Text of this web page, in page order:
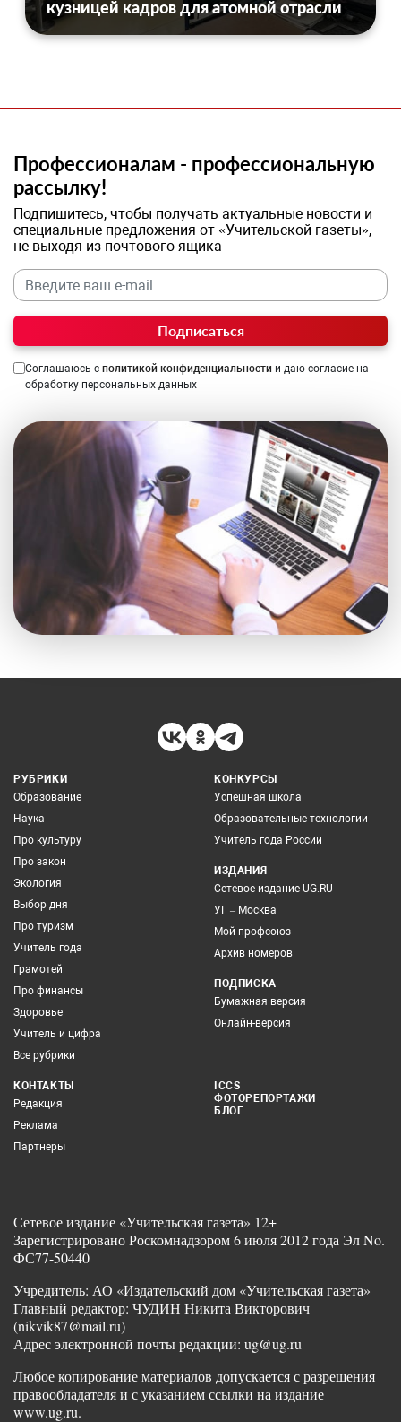
кузницей кадров для атомной отрасли
Профессионалам - профессиональную
рассылку!
Подпишитесь, чтобы получать актуальные новости и
специальные предложения от «Учительской газеты»,
не выходя из почтового ящика
Подписаться
Соглашаюсь с политикой конфиденциальности и даю согласие на
обработку персональных данных
РУБРИКИ
Образование
Наука
Про культуру
Про закон
Экология
Выбор дня
Про туризм
Учитель года
Грамотей
Про финансы
Здоровье
Учитель и цифра
Все рубрики
КОНКУРСЫ
Успешная школа
Образовательные технологии
Учитель года России
ИЗДАНИЯ
Сетевое издание UG.RU
УГ – Москва
Мой профсоюз
Архив номеров
ПОДПИСКА
Бумажная версия
Онлайн-версия
КОНТАКТЫ
Редакция
Реклама
Партнеры
ICCS
ФОТОРЕПОРТАЖИ
БЛОГ
Сетевое издание «Учительская газета» 12+
Зарегистрировано Роскомнадзором 6 июля 2012 года Эл No.
ФС77-50440
Учредитель: АО «Издательский дом «Учительская газета»
Главный редактор: ЧУДИН Никита Викторович
(nikvik87@mail.ru)
Адрес электронной почты редакции: ug@ug.ru
Любое копирование материалов допускается с разрешения
правообладателя и с указанием ссылки на издание
www.ug.ru.